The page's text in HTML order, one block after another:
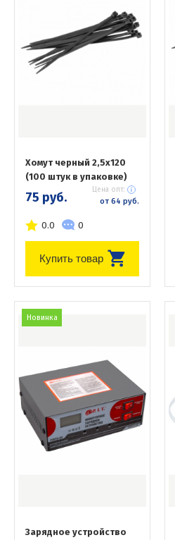
Хомут черный 2,5х120
(100 штук в упаковке)
75 руб. Цена опт:
от 64 руб.
0.0 0
Купить товар
Новинка
Зарядное устройство